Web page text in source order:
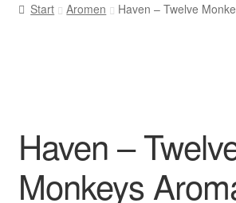
Big Puff
Aromen
Start Aromen Haven – Twelve
Haven –
Monkeys